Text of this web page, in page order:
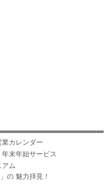
業カレンダー
年末年始サービス
ム
の 魅力拝見！